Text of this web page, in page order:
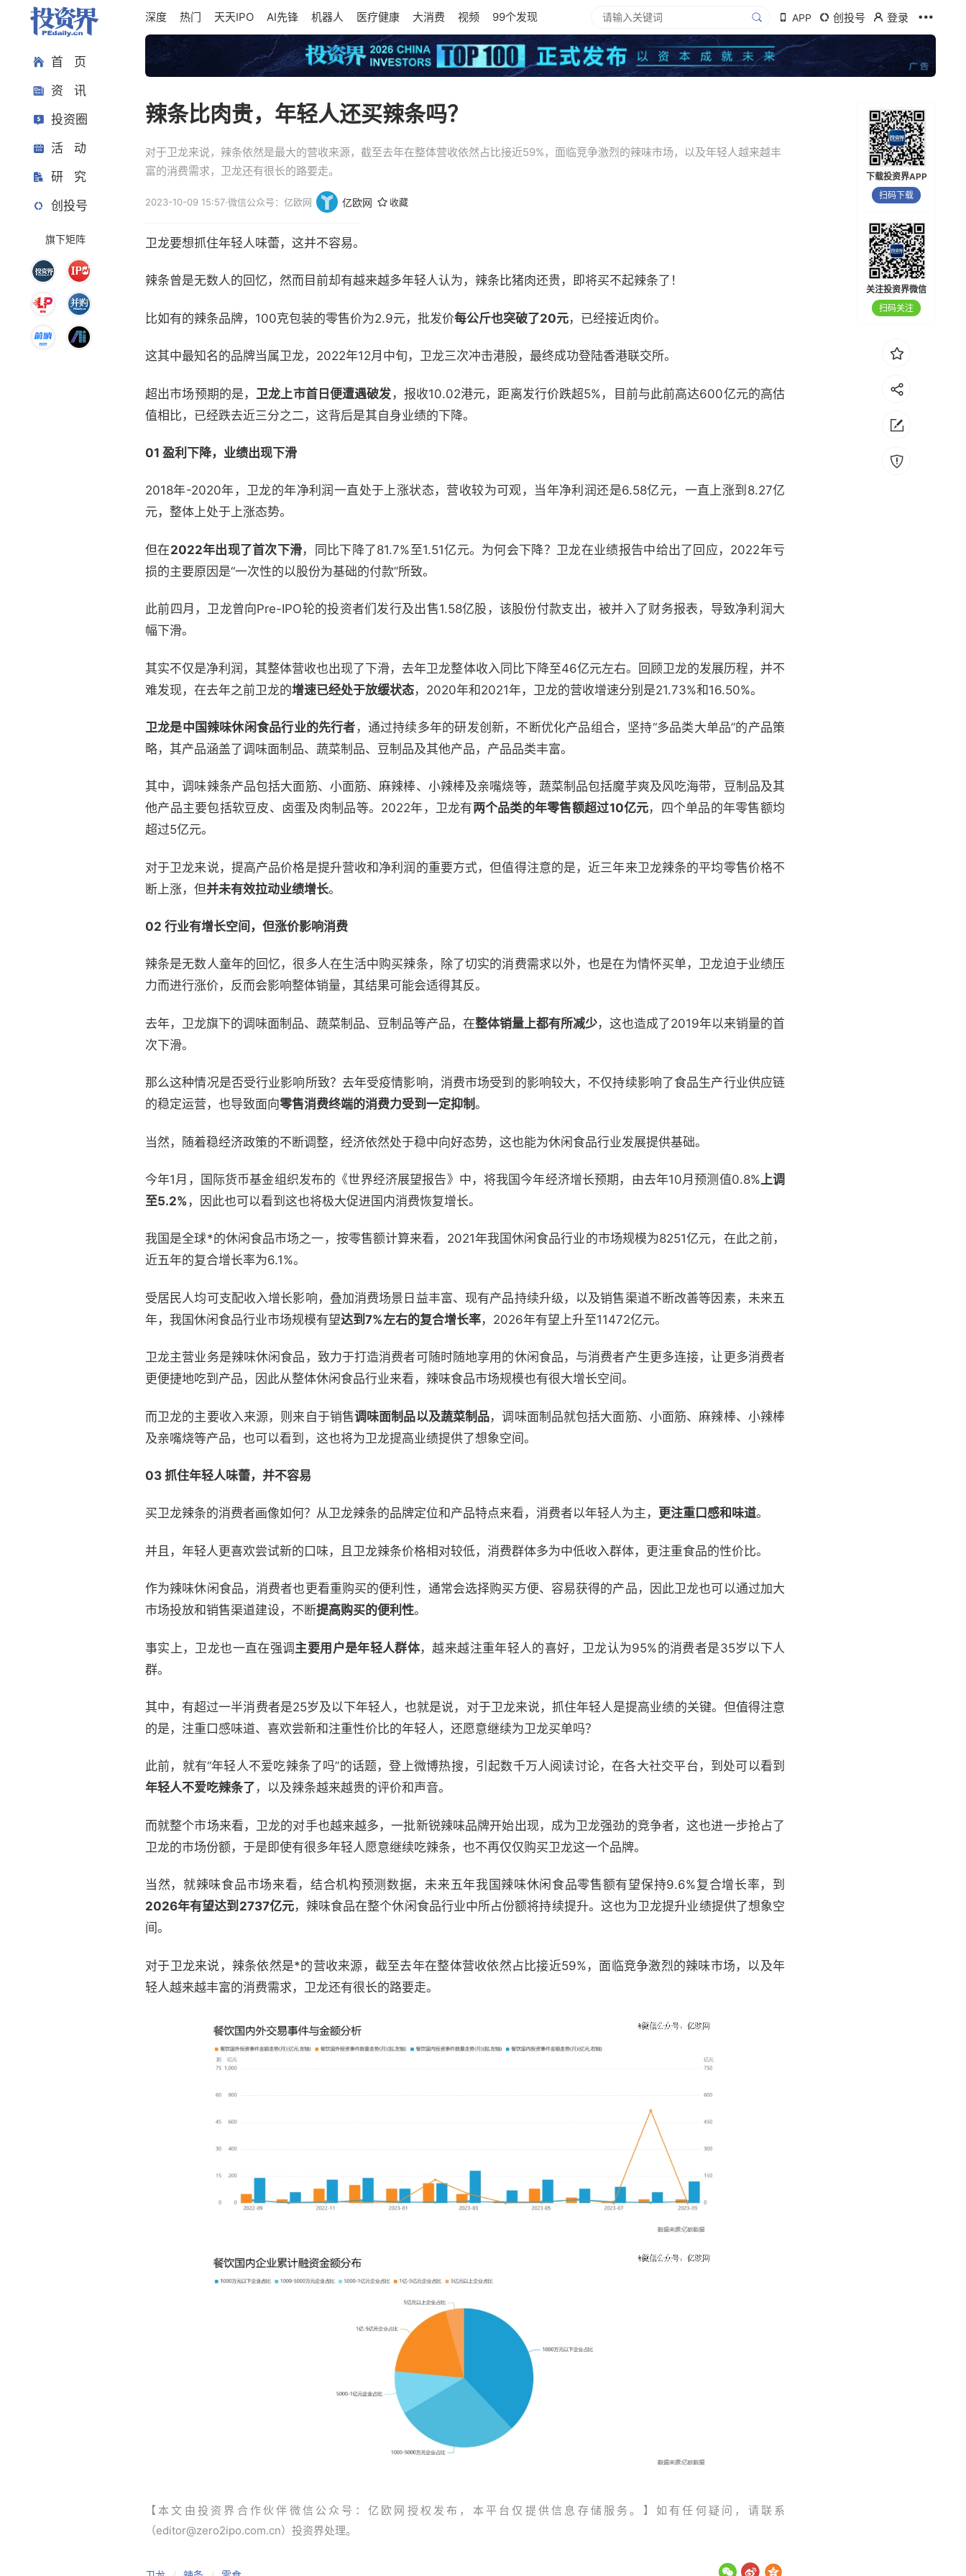
首 页
资 讯
投资圈
活 动
研 究
创投号
旗下矩阵
深度 热门 天天IPO AI先锋 机器人 医疗健康 大消费 视频 99个发现 APP 创投号 登录
辣条比肉贵，年轻人还买辣条吗？
对于卫龙来说，辣条依然是最大的营收来源，截至去年在整体营收依然占比接近59%，面临竞争激烈的辣味市场，以及年轻人越来越丰
富的消费需求，卫龙还有很长的路要走。
2023-10-09 15:57·微信公众号：亿欧网 亿欧网 收藏
卫龙要想抓住年轻人味蕾，这并不容易。
辣条曾是无数人的回忆，然而目前却有越来越多年轻人认为，辣条比猪肉还贵，即将买不起辣条了！
比如有的辣条品牌，100克包装的零售价为2.9元，批发价每公斤也突破了20元，已经接近肉价。
这其中最知名的品牌当属卫龙，2022年12月中旬，卫龙三次冲击港股，最终成功登陆香港联交所。
超出市场预期的是， 卫龙上市首日便遭遇破发 ，报收10.02港元，距离发行价跌超5%，目前与此前高达600亿元的高估
值相比，已经跌去近三分之二，这背后是其自身业绩的下降。
01 盈利下降，业绩出现下滑
2018年-2020年，卫龙的年净利润一直处于上涨状态，营收较为可观，当年净利润还是6.58亿元，一直上涨到8.27亿
元，整体上处于上涨态势。
但在2022年出现了首次下滑，同比下降了81.7%至1.51亿元。为何会下降？卫龙在业绩报告中给出了回应，2022年亏
损的主要原因是“一次性的以股份为基础的付款”所致。
此前四月，卫龙曾向Pre-IPO轮的投资者们发行及出售1.58亿股，该股份付款支出，被并入了财务报表，导致净利润大
幅下滑。
其实不仅是净利润，其整体营收也出现了下滑，去年卫龙整体收入同比下降至46亿元左右。回顾卫龙的发展历程，并不
难发现，在去年之前卫龙的增速已经处于放缓状态，2020年和2021年，卫龙的营收增速分别是21.73%和16.50%。
卫龙是中国辣味休闲食品行业的先行者 ，通过持续多年的研发创新，不断优化产品组合，坚持“多品类大单品”的产品策
略，其产品涵盖了调味面制品、蔬菜制品、豆制品及其他产品，产品品类丰富。
其中，调味辣条产品包括大面筋、小面筋、麻辣棒、小辣棒及亲嘴烧等，蔬菜制品包括魔芋爽及风吃海带，豆制品及其
他产品主要包括软豆皮、卤蛋及肉制品等。2022年，卫龙有两个品类的年零售额超过10亿元，四个单品的年零售额均
超过5亿元。
对于卫龙来说，提高产品价格是提升营收和净利润的重要方式，但值得注意的是，近三年来卫龙辣条的平均零售价格不
断上涨，但并未有效拉动业绩增长。
02 行业有增长空间，但涨价影响消费
辣条是无数人童年的回忆，很多人在生活中购买辣条，除了切实的消费需求以外，也是在为情怀买单，卫龙迫于业绩压
力而进行涨价，反而会影响整体销量，其结果可能会适得其反。
去年，卫龙旗下的调味面制品、蔬菜制品、豆制品等产品，在整体销量上都有所减少，这也造成了2019年以来销量的首
次下滑。
那么这种情况是否受行业影响所致？去年受疫情影响，消费市场受到的影响较大，不仅持续影响了食品生产行业供应链
的稳定运营，也导致面向零售消费终端的消费力受到一定抑制。
当然，随着稳经济政策的不断调整，经济依然处于稳中向好态势，这也能为休闲食品行业发展提供基础。
今年1月，国际货币基金组织发布的《世界经济展望报告》中，将我国今年经济增长预期，由去年10月预测值0.8%上调
至5.2% ，因此也可以看到这也将极大促进国内消费恢复增长。
我国是全球*的休闲食品市场之一，按零售额计算来看，2021年我国休闲食品行业的市场规模为8251亿元，在此之前，
近五年的复合增长率为6.1%。
受居民人均可支配收入增长影响，叠加消费场景日益丰富、现有产品持续升级，以及销售渠道不断改善等因素，未来五
年，我国休闲食品行业市场规模有望达到7%左右的复合增长率，2026年有望上升至11472亿元。
卫龙主营业务是辣味休闲食品，致力于打造消费者可随时随地享用的休闲食品，与消费者产生更多连接，让更多消费者
更便捷地吃到产品，因此从整体休闲食品行业来看，辣味食品市场规模也有很大增长空间。
而卫龙的主要收入来源，则来自于销售调味面制品以及蔬菜制品，调味面制品就包括大面筋、小面筋、麻辣棒、小辣棒
及亲嘴烧等产品，也可以看到，这也将为卫龙提高业绩提供了想象空间。
03 抓住年轻人味蕾，并不容易
买卫龙辣条的消费者画像如何？从卫龙辣条的品牌定位和产品特点来看，消费者以年轻人为主， 更注重口感和味道。
并且，年轻人更喜欢尝试新的口味，且卫龙辣条价格相对较低，消费群体多为中低收入群体，更注重食品的性价比。
作为辣味休闲食品，消费者也更看重购买的便利性，通常会选择购买方便、容易获得的产品，因此卫龙也可以通过加大
市场投放和销售渠道建设，不断提高购买的便利性。
事实上，卫龙也一直在强调主要用户是年轻人群体，越来越注重年轻人的喜好，卫龙认为95%的消费者是35岁以下人
群。
其中，有超过一半消费者是25岁及以下年轻人，也就是说，对于卫龙来说，抓住年轻人是提高业绩的关键。但值得注意
的是，注重口感味道、喜欢尝新和注重性价比的年轻人，还愿意继续为卫龙买单吗？
此前，就有“年轻人不爱吃辣条了吗”的话题，登上微博热搜，引起数千万人阅读讨论，在各大社交平台，到处可以看到
年轻人不爱吃辣条了 ，以及辣条越来越贵的评价和声音。
而就整个市场来看，卫龙的对手也越来越多，一批新锐辣味品牌开始出现，成为卫龙强劲的竞争者，这也进一步抢占了
卫龙的市场份额，于是即使有很多年轻人愿意继续吃辣条，也不再仅仅购买卫龙这一个品牌。
当然，就辣味食品市场来看，结合机构预测数据，未来五年我国辣味休闲食品零售额有望保持9.6%复合增长率，到
2026年有望达到2737亿元，辣味食品在整个休闲食品行业中所占份额将持续提升。这也为卫龙提升业绩提供了想象空
间。
对于卫龙来说，辣条依然是*的营收来源，截至去年在整体营收依然占比接近59%，面临竞争激烈的辣味市场，以及年
轻人越来越丰富的消费需求，卫龙还有很长的路要走。
【本文由投资界合作伙伴微信公众号：亿欧网授权发布，本平台仅提供信息存储服务。】如有任何疑问，请联系
（editor@zero2ipo.com.cn）投资界处理。
下载投资界APP
扫码下载
关注投资界微信
扫码关注